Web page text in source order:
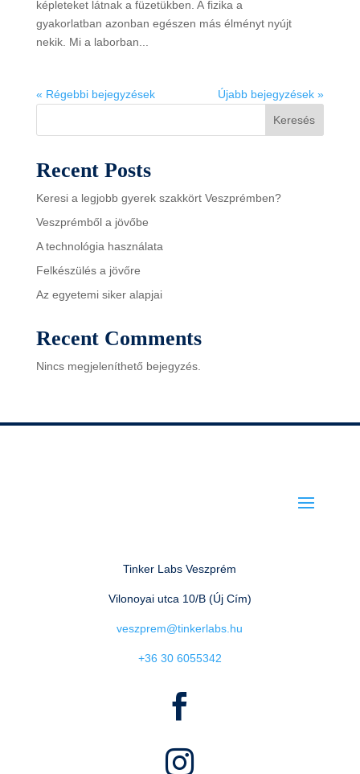
képleteket látnak a füzetükben. A fizika a
gyakorlatban azonban egészen más élményt nyújt
nekik. Mi a laborban...
« Régebbi bejegyzések
Újabb bejegyzések »
Keresés
Recent Posts
Keresi a legjobb gyerek szakkört Veszprémben?
Veszprémből a jövőbe
A technológia használata
Felkészülés a jövőre
Az egyetemi siker alapjai
Recent Comments
Nincs megjeleníthető bejegyzés.
Tinker Labs Veszprém
Vilonoyai utca 10/B (Új Cím)
veszprem@tinkerlabs.hu
+36 30 6055342

